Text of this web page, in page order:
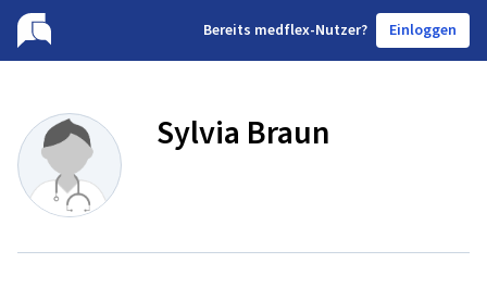
Bereits medflex-Nutzer? Einloggen
Sylvia Braun